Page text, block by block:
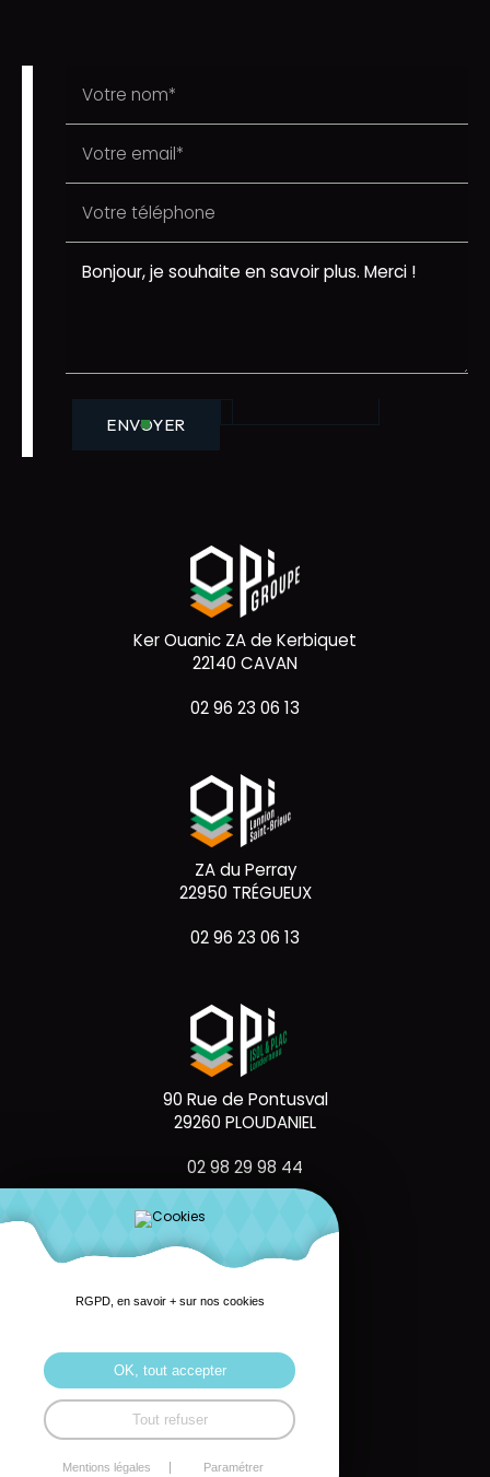
ENVOYER
Ker Ouanic ZA de Kerbiquet
22140 CAVAN
02 96 23 06 13
ZA du Perray
22950 TRÉGUEUX
02 96 23 06 13
90 Rue de Pontusval
29260 PLOUDANIEL
02 98 29 98 44
29000 QUIMPER
02 98 95 72 73
RGPD, en savoir + sur nos cookies
OK, tout accepter
Tout refuser
Mentions légales Paramétrer